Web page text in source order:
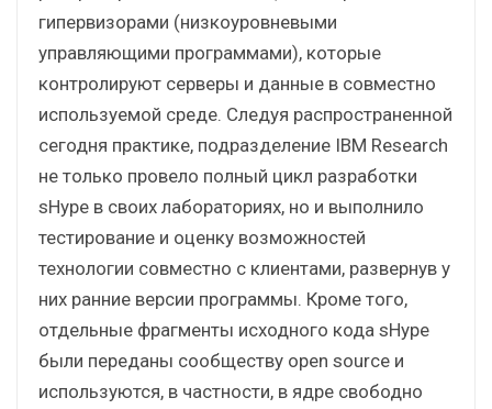
гипервизорами (низкоуровневыми
управляющими программами), которые
контролируют серверы и данные в совместно
используемой среде. Следуя распространенной
сегодня практике, подразделение IBM Research
не только провело полный цикл разработки
sHype в своих лабораториях, но и выполнило
тестирование и оценку возможностей
технологии совместно с клиентами, развернув у
них ранние версии программы. Кроме того,
отдельные фрагменты исходного кода sHype
были переданы сообществу open source и
используются, в частности, в ядре свободно